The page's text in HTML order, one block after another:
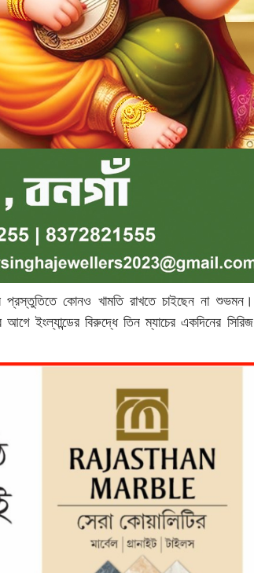
প্রস্তুতিতে কোনও খামতি রাখতে চাইছেন না শুভমন।
ইংল্যান্ডের বিরুদ্ধে তিন ম্যাচের একদিনের সিরিজ